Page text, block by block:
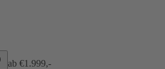
ab €1.999,-